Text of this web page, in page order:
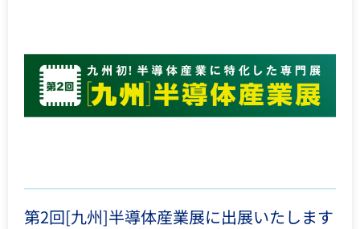
第2回[九州]半導体産業展に出展いたします